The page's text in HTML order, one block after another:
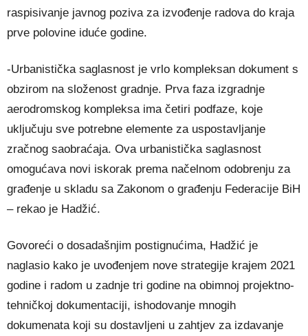
raspisivanje javnog poziva za izvođenje radova do kraja
prve polovine iduće godine.
-Urbanistička saglasnost je vrlo kompleksan dokument s
obzirom na složenost gradnje. Prva faza izgradnje
aerodromskog kompleksa ima četiri podfaze, koje
uključuju sve potrebne elemente za uspostavljanje
zračnog saobraćaja. Ova urbanistička saglasnost
omogućava novi iskorak prema načelnom odobrenju za
građenje u skladu sa Zakonom o građenju Federacije BiH
– rekao je Hadžić.
Govoreći o dosadašnjim postignućima, Hadžić je
naglasio kako je uvođenjem nove strategije krajem 2021
godine i radom u zadnje tri godine na obimnoj projektno-
tehničkoj dokumentaciji, ishodovanje mnogih
dokumenata koji su dostavljeni u zahtjev za izdavanje